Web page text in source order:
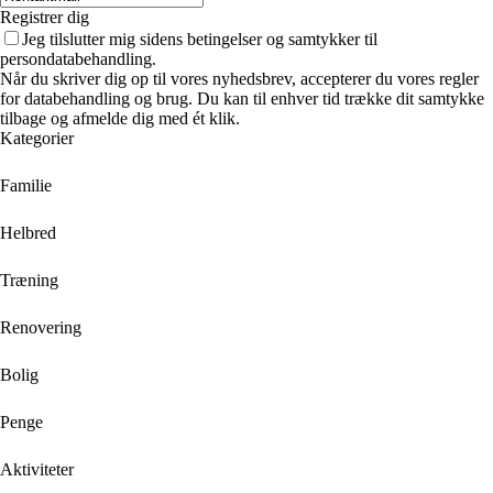
Registrer dig
Jeg tilslutter mig sidens betingelser og samtykker til
persondatabehandling.
Når du skriver dig op til vores nyhedsbrev, accepterer du vores regler
for databehandling og brug. Du kan til enhver tid trække dit samtykke
tilbage og afmelde dig med ét klik.
Kategorier
Familie
Helbred
Træning
Renovering
Bolig
Penge
Aktiviteter